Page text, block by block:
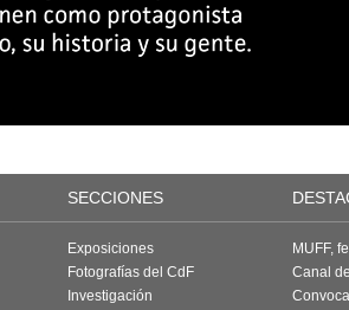
SECCIONES
Exposiciones
Fotografías del CdF
Investigación
MUFF,
Canal